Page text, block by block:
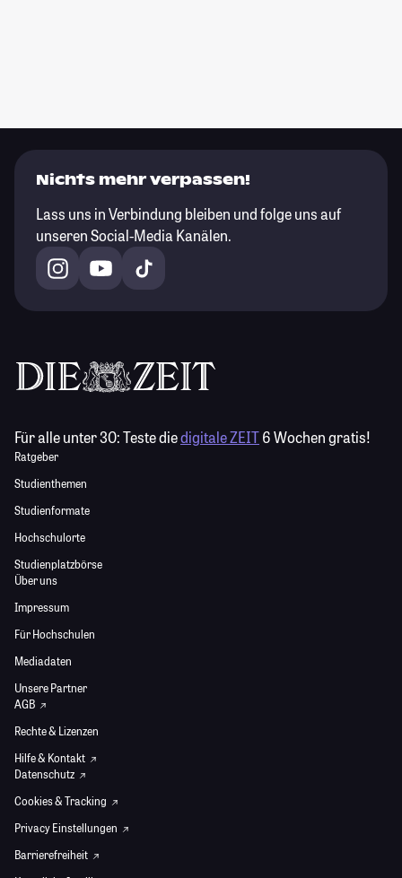
Nichts mehr verpassen!
Lass uns in Verbindung bleiben und folge uns auf
unseren Social-Media Kanälen.
Für alle unter 30:Teste diedigitale ZEIT6 Wochen gratis!
Ratgeber
Studienthemen
Studienformate
Hochschulorte
Studienplatzbörse
Über uns
Impressum
Für Hochschulen
Mediadaten
Unsere Partner
AGB
Rechte & Lizenzen
Hilfe & Kontakt
Datenschutz
Cookies & Tracking
Privacy Einstellungen
Barrierefreiheit